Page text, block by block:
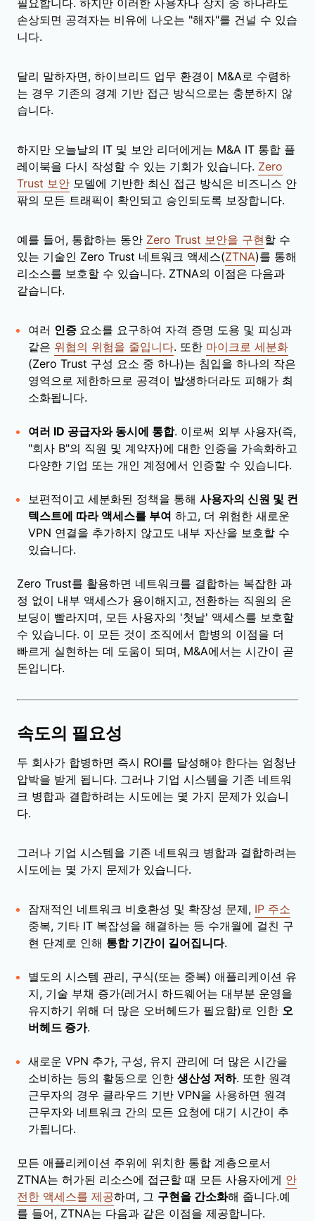
손상되면 공격자는 비유에 나오는 "해자"를 건널 수 있습
니다.
달리 말하자면, 하이브리드 업무 환경이 M&A로 수렴하
는 경우 기존의 경계 기반 접근 방식으로는 충분하지 않
습니다.
하지만 오늘날의 IT 및 보안 리더에게는 M&A IT 통합 플
레이북을 다시 작성할 수 있는 기회가 있습니다. Zero
Trust 보안 모델에 기반한 최신 접근 방식은 비즈니스 안
팎의 모든 트래픽이 확인되고 승인되도록 보장합니다.
예를 들어, 통합하는 동안 Zero Trust 보안을 구현할 수
있는 기술인 Zero Trust 네트워크 액세스(ZTNA)를 통해
리소스를 보호할 수 있습니다. ZTNA의 이점은 다음과
같습니다.
여러 인증 요소를 요구하여 자격 증명 도용 및 피싱과
같은 위협의 위험을 줄입니다. 또한 마이크로 세분화
(Zero Trust 구성 요소 중 하나)는 침입을 하나의 작은
영역으로 제한하므로 공격이 발생하더라도 피해가 최
소화됩니다.
여러 ID 공급자와 동시에 통합. 이로써 외부 사용자(즉,
"회사 B"의 직원 및 계약자)에 대한 인증을 가속화하고
다양한 기업 또는 개인 계정에서 인증할 수 있습니다.
보편적이고 세분화된 정책을 통해 사용자의 신원 및 컨
텍스트에 따라 액세스를 부여 하고, 더 위험한 새로운
VPN 연결을 추가하지 않고도 내부 자산을 보호할 수
있습니다.
Zero Trust를 활용하면 네트워크를 결합하는 복잡한 과
정 없이 내부 액세스가 용이해지고, 전환하는 직원의 온
보딩이 빨라지며, 모든 사용자의 '첫날' 액세스를 보호할
수 있습니다. 이 모든 것이 조직에서 합병의 이점을 더
빠르게 실현하는 데 도움이 되며, M&A에서는 시간이 곧
돈입니다.
속도의 필요성
두 회사가 합병하면 즉시 ROI를 달성해야 한다는 엄청난
압박을 받게 됩니다. 그러나 기업 시스템을 기존 네트워
크 병합과 결합하려는 시도에는 몇 가지 문제가 있습니
다.
그러나 기업 시스템을 기존 네트워크 병합과 결합하려는
시도에는 몇 가지 문제가 있습니다.
잠재적인 네트워크 비호환성 및 확장성 문제, IP 주소
중복, 기타 IT 복잡성을 해결하는 등 수개월에 걸친 구
현 단계로 인해 통합 기간이 길어집니다.
별도의 시스템 관리, 구식(또는 중복) 애플리케이션 유
지, 기술 부채 증가(레거시 하드웨어는 대부분 운영을
유지하기 위해 더 많은 오버헤드가 필요함)로 인한 오
버헤드 증가.
새로운 VPN 추가, 구성, 유지 관리에 더 많은 시간을
소비하는 등의 활동으로 인한 생산성 저하. 또한 원격
근무자의 경우 클라우드 기반 VPN을 사용하면 원격
근무자와 네트워크 간의 모든 요청에 대기 시간이 추
가됩니다.
모든 애플리케이션 주위에 위치한 통합 계층으로서
ZTNA는 허가된 리소스에 접근할 때 모든 사용자에게 안
전한 액세스를 제공하며, 그 구현을 간소화해 줍니다.예
를 들어, ZTNA는 다음과 같은 이점을 제공합니다.